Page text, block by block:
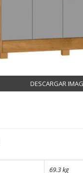
DESCARGAR
69.3 kg